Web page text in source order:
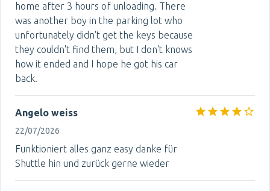
home after 3 hours of unloading. There
was another boy in the parking lot who
unfortunately didn't get the keys because
they couldn't find them, but I don't knows
how it ended and I hope he got his car
back.
Angelo weiss
22/07/2026
Funktioniert alles ganz easy danke für
Shuttle hin und zurück gerne wieder